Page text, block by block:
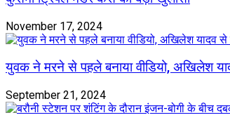
November 17, 2024
युवक ने मरने से पहले बनाया वीडियो, अखिलेश
September 21, 2024